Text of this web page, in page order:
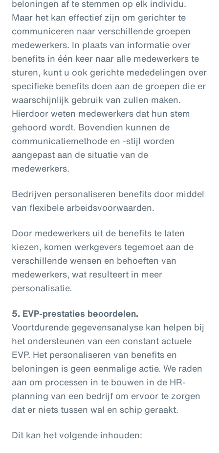
beloningen af te stemmen op elk individu.
Maar het kan effectief zijn om gerichter te
communiceren naar verschillende groepen
medewerkers. In plaats van informatie over
benefits in één keer naar alle medewerkers te
sturen, kunt u ook gerichte mededelingen over
specifieke benefits doen aan de groepen die er
waarschijnlijk gebruik van zullen maken.
Hierdoor weten medewerkers dat hun stem
gehoord wordt. Bovendien kunnen de
communicatiemethode en -stijl worden
aangepast aan de situatie van de
medewerkers.
Bedrijven personaliseren benefits door middel
van flexibele arbeidsvoorwaarden.
Door medewerkers uit de benefits te laten
kiezen, komen werkgevers tegemoet aan de
verschillende wensen en behoeften van
medewerkers, wat resulteert in meer
personalisatie.
5. EVP-prestaties beoordelen.
Voortdurende gegevensanalyse kan helpen bij
het ondersteunen van een constant actuele
EVP. Het personaliseren van benefits en
beloningen is geen eenmalige actie. We raden
aan om processen in te bouwen in de HR-
planning van een bedrijf om ervoor te zorgen
dat er niets tussen wal en schip geraakt.
Dit kan het volgende inhouden: